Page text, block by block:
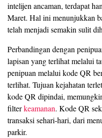
intelijen ancaman, terdapat
Maret. Hal ini menunjukkan
telah menjadi semakin sulit
Perbandingan dengan
lapisan yang terlihat melalui
penipuan melalui kode QR
terlihat. Tujuan kejahatan
kode QR dipindai,
filterkeamanan. Kode QR
transaksi sehari-hari, dari
parkir.